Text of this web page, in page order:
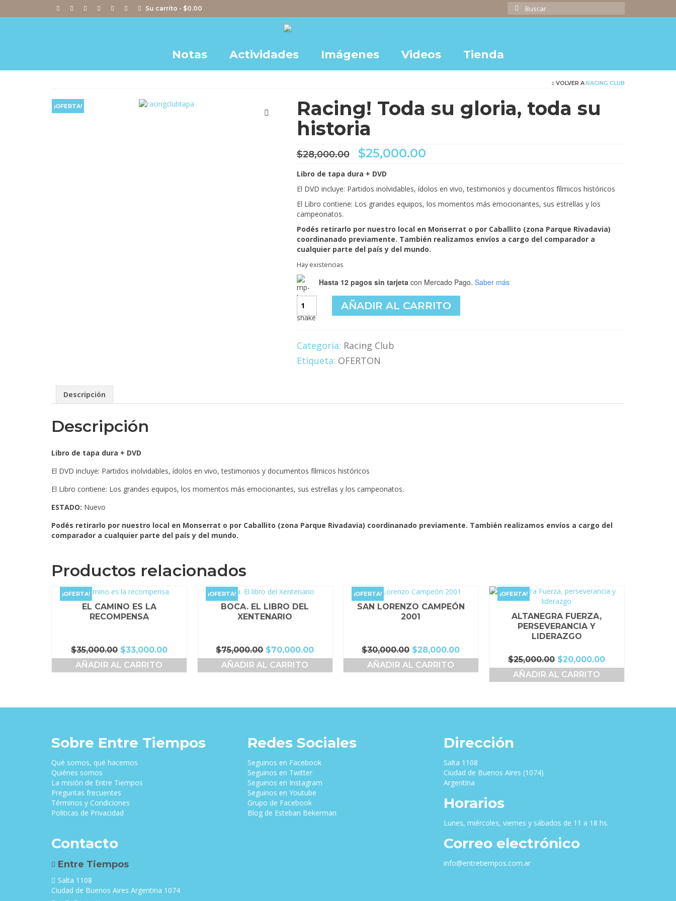
Su carrito - $0.00
Buscar
por:
Notas Actividades Imágenes Videos Tienda
VOLVER A RACING CLUB
¡OFERTA!
Racing! Toda su gloria, toda su
historia
$28,000.00 El
precio
original
era:
$28,000.00.
$25,000.00El
es:
$25,000.00.
Libro de tapa dura + DVD
El DVD incluye: Partidos inolvidables, ídolos en vivo, testimonios y documentos fílmicos históricos
El Libro contiene: Los grandes equipos, los momentos más emocionantes, sus estrellas y los
campeonatos.
Podés retirarlo por nuestro local en Monserrat o por Caballito (zona Parque Rivadavia)
coordinanado previamente. También realizamos envíos a cargo del comparador a
cualquier parte del país y del mundo.
Hay existencias
Hasta 12 pagos sin tarjetacon Mercado Pago. Saber más
Toda
su
toda
su
historia
AÑADIR AL CARRITO
Categoría: Racing Club
Etiqueta: OFERTON
Descripción
Descripción
Libro de tapa dura + DVD
El DVD incluye: Partidos inolvidables, ídolos en vivo, testimonios y documentos fílmicos históricos
El Libro contiene: Los grandes equipos, los momentos más emocionantes, sus estrellas y los campeonatos.
ESTADO: Nuevo
Podés retirarlo por nuestro local en Monserrat o por Caballito (zona Parque Rivadavia) coordinanado previamente. También realizamos envíos a cargo del
comparador a cualquier parte del país y del mundo.
Productos relacionados
¡OFERTA!
EL CAMINO ES LA
RECOMPENSA
$35,000.00 El
precio
original
$33,000.00El
precio
AÑADIR AL CARRITO
¡OFERTA!
BOCA. EL LIBRO DEL
XENTENARIO
$75,000.00 El
precio
original
$70,000.00El
precio
AÑADIR AL CARRITO
¡OFERTA!
SAN LORENZO CAMPEÓN
2001
$30,000.00 El
precio
original
$28,000.00El
precio
AÑADIR AL CARRITO
¡OFERTA!
ALTANEGRA FUERZA,
PERSEVERANCIA Y
LIDERAZGO
$25,000.00 El
precio
original
$20,000.00El
precio
AÑADIR AL CARRITO
Sobre Entre Tiempos
Qué somos, qué hacemos
Quiénes somos
La misión de Entre Tiempos
Preguntas frecuentes
Términos y Condiciones
Politicas de Privacidad
Contacto
Entre Tiempos
Salta 1108
Ciudad de Buenos Aires Argentina 1074
Redes Sociales
Seguinos en Facebook
Seguinos en Twitter
Seguinos en Instagram
Seguinos en Youtube
Grupo de Facebook
Blog de Esteban Bekerman
Dirección
Salta 1108
Ciudad de Buenos Aires (1074)
Argentina
Horarios
Lunes, miércoles, viernes y sábados de 11 a 18 hs.
Correo electrónico
info@entretiempos.com.ar